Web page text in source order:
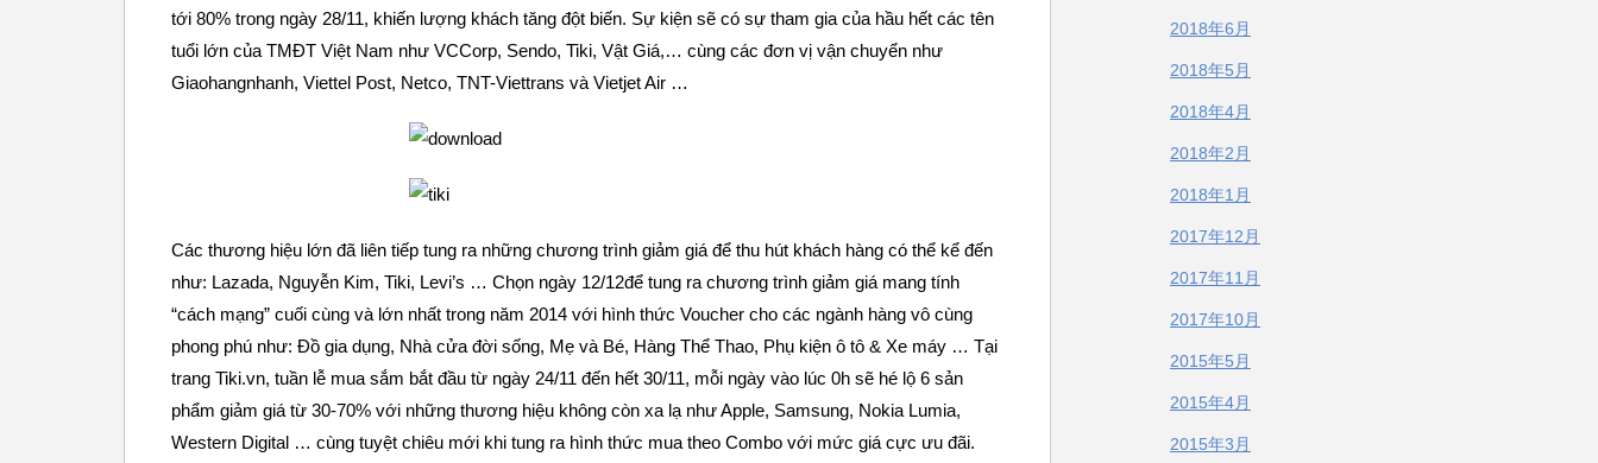
tới 80% trong ngày 28/11, khiến lượng khách tăng đột biến. Sự kiện sẽ có sự tham gia của hầu hết các tên
tuổi lớn của TMĐT Việt Nam như VCCorp, Sendo, Tiki, Vật Giá,… cùng các đơn vị vận chuyển như
Giaohangnhanh, Viettel Post, Netco, TNT-Viettrans và Vietjet Air …
Các thương hiệu lớn đã liên tiếp tung ra những chương trình giảm giá để thu hút khách hàng có thể kể đến
như: Lazada, Nguyễn Kim, Tiki, Levi’s … Chọn ngày 12/12để tung ra chương trình giảm giá mang tính
“cách mạng” cuối cùng và lớn nhất trong năm 2014 với hình thức Voucher cho các ngành hàng vô cùng
phong phú như: Đồ gia dụng, Nhà cửa đời sống, Mẹ và Bé, Hàng Thể Thao, Phụ kiện ô tô & Xe máy … Tại
trang Tiki.vn, tuần lễ mua sắm bắt đầu từ ngày 24/11 đến hết 30/11, mỗi ngày vào lúc 0h sẽ hé lộ 6 sản
phẩm giảm giá từ 30-70% với những thương hiệu không còn xa lạ như Apple, Samsung, Nokia Lumia,
Western Digital … cùng tuyệt chiêu mới khi tung ra hình thức mua theo Combo với mức giá cực ưu đãi.
2018年6月
2018年5月
2018年4月
2018年2月
2018年1月
2017年12月
2017年11月
2017年10月
2015年5月
2015年4月
2015年3月